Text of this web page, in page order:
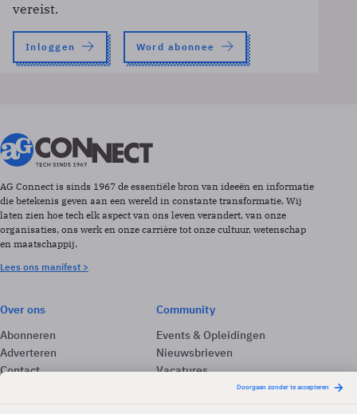
vereist.
Inloggen Word abonnee
AG Connect is sinds 1967 de essentiële bron van ideeën en informatie
die betekenis geven aan een wereld in constante transformatie. Wij
laten zien hoe tech elk aspect van ons leven verandert, van onze
organisaties, ons werk en onze carrière tot onze cultuur, wetenschap
en maatschappij.
Lees ons manifest >
Over ons
Abonneren
Adverteren
Contact
Community
Events & Opleidingen
Nieuwsbrieven
Vacatures